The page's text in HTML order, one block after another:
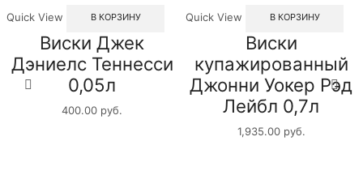
Quick View В КОРЗИНУ
Виски Джек
Дэниелс Теннесси
0,05л
400.00 руб.
Quick View В КОРЗИНУ
Виски
купажирoванный
Джонни Уокер Рэд
Лейбл 0,7л
1,935.00 руб.